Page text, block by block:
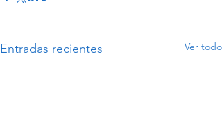
Entradas recientes Ver todo